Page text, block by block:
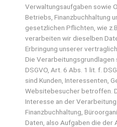
Verwaltungsaufgaben sowie
Betriebs, Finanzbuchhaltung
gesetzlichen Pflichten, wie
verarbeiten wir dieselben
Erbringung unserer
Die Verarbeitungsgrundlagen
DSGVO, Art. 6 Abs. 1 lit. f.
sind Kunden, Interessenten,
Websitebesucher betroffen.
Interesse an der
Finanzbuchhaltung,
Daten, also Aufgaben die